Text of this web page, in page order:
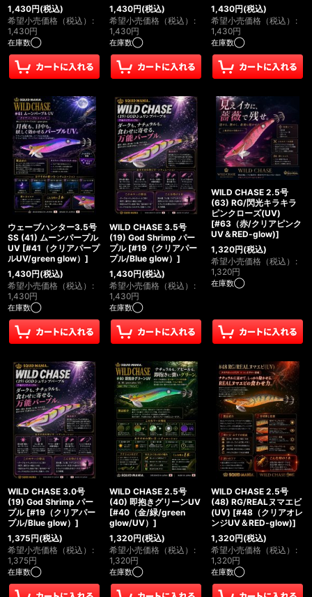
1,430円(税込)
希望小売価格（税込） :
1,430円
在庫数◯
1,430円(税込)
希望小売価格（税込） :
1,430円
在庫数◯
1,430円(税込)
希望小売価格（税込） :
1,430円
在庫数◯
ウェーブハンター3.5号
SS (41) ムーンパープル
UV [#41（クリアパープ
ルUV/green glow） ]
1,430円(税込)
希望小売価格（税込） :
1,430円
在庫数◯
WILD CHASE 3.5号
(19) God Shrimp パー
プル [#19（クリアパー
プル/Blue glow） ]
1,430円(税込)
希望小売価格（税込） :
1,430円
在庫数◯
WILD CHASE 2.5号
(63) RG/閃光キラキラ
ピンクローズ(UV)
[#63（赤/クリアピンク
UV＆RED-glow)]
1,320円(税込)
希望小売価格（税込） :
1,320円
在庫数◯
WILD CHASE 3.0号
(19) God Shrimp パー
プル [#19（クリアパー
プル/Blue glow） ]
1,375円(税込)
希望小売価格（税込） :
1,375円
在庫数◯
WILD CHASE 2.5号
(40) 即抱きグリーンUV
[#40（金/緑/green
glow/UV） ]
1,320円(税込)
希望小売価格（税込） :
1,320円
在庫数◯
WILD CHASE 2.5号
(48) RG/REALヌマエビ
(UV) [#48（クリアオレ
ンジUV＆RED-glow)]
1,320円(税込)
希望小売価格（税込） :
1,320円
在庫数◯